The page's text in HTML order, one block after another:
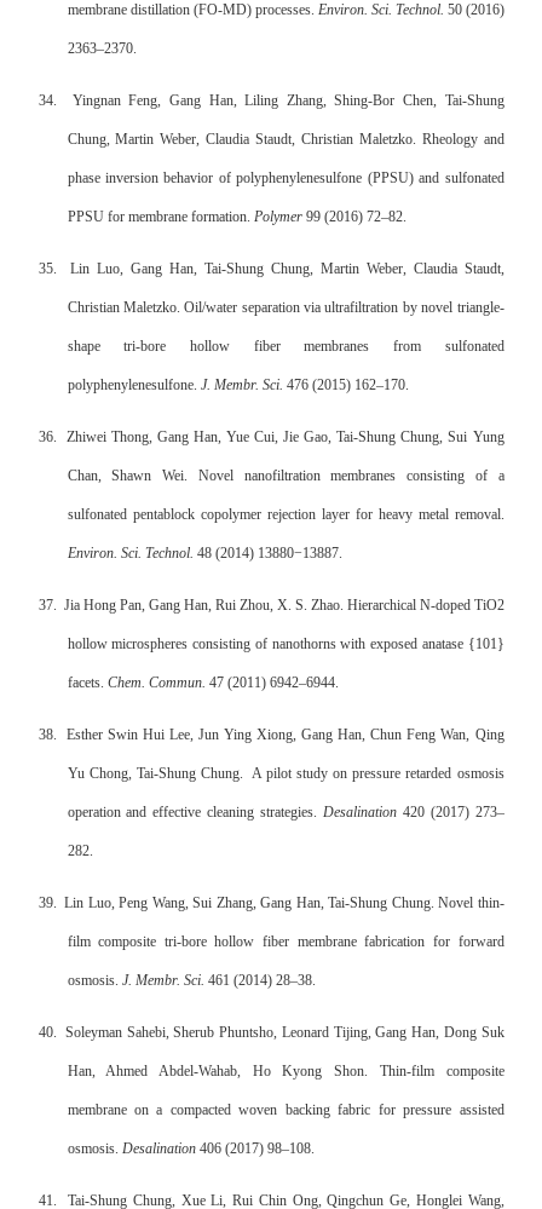
membrane distillation (FO-MD) processes. Environ. Sci. Technol. 50 (2016)
2363–2370.
34. Yingnan Feng, Gang Han, Liling Zhang, Shing-Bor Chen, Tai-Shung
Chung, Martin Weber, Claudia Staudt, Christian Maletzko. Rheology and
phase inversion behavior of polyphenylenesulfone (PPSU) and sulfonated
PPSU for membrane formation. Polymer99 (2016) 72–82.
35. Lin Luo, Gang Han, Tai-Shung Chung, Martin Weber, Claudia Staudt,
Christian Maletzko. Oil/water separation via ultrafiltration by novel triangle-
shape tri-bore hollow fiber membranes from sulfonated
polyphenylenesulfone. J. Membr. Sci. 476 (2015) 162–170.
36. Zhiwei Thong, Gang Han, Yue Cui, Jie Gao, Tai-Shung Chung, Sui Yung
Chan, Shawn Wei. Novel nanofiltration membranes consisting of a
sulfonated pentablock copolymer rejection layer for heavy metal removal.
Environ. Sci. Technol. 48 (2014) 13880−13887.
37. Jia Hong Pan, Gang Han, Rui Zhou, X. S. Zhao. Hierarchical N-doped TiO2
hollow microspheres consisting of nanothorns with exposed anatase {101}
facets. Chem. Commun. 47 (2011) 6942–6944.
38. Esther Swin Hui Lee, Jun Ying Xiong, Gang Han, Chun Feng Wan, Qing
Yu Chong, Tai-Shung Chung. A pilot study on pressure retarded osmosis
operation and effective cleaning strategies. Desalination420 (2017) 273–
282.
39. Lin Luo, Peng Wang, Sui Zhang, Gang Han, Tai-Shung Chung. Novel thin-
film composite tri-bore hollow fiber membrane fabrication for forward
osmosis. J. Membr. Sci. 461 (2014) 28–38.
40. Soleyman Sahebi, Sherub Phuntsho, Leonard Tijing, Gang Han, Dong Suk
Han, Ahmed Abdel-Wahab, Ho Kyong Shon. Thin-film composite
membrane on a compacted woven backing fabric for pressure assisted
osmosis. Desalination406 (2017) 98–108.
41. Tai-Shung Chung, Xue Li, Rui Chin Ong, Qingchun Ge, Honglei Wang,